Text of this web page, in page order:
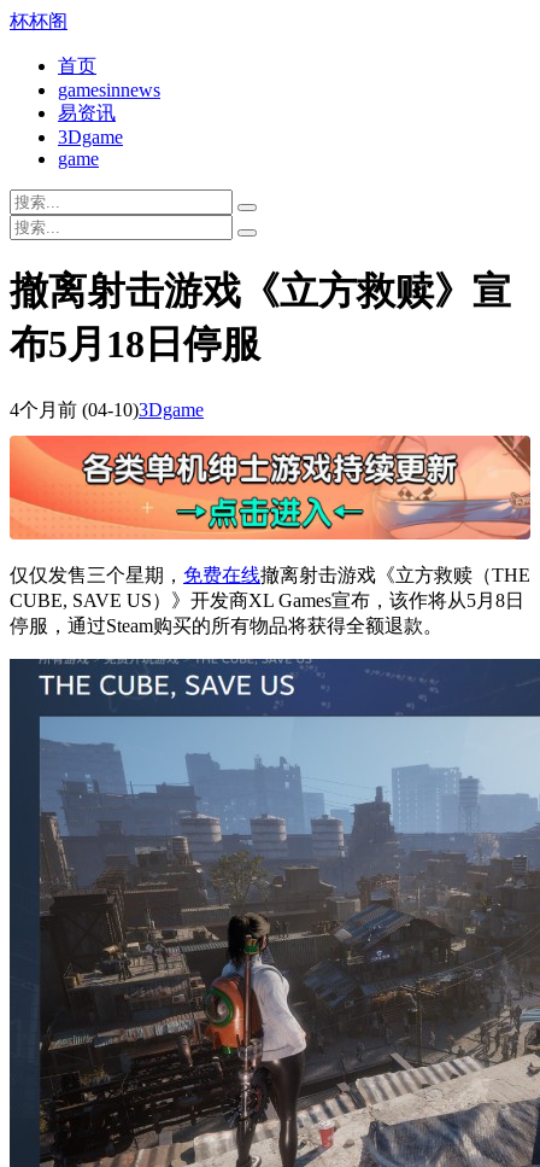
杯杯阁
首页
gamesinnews
易资讯
3Dgame
game
撤离射击游戏《立方救赎》宣
布5月18日停服
4个月前 (04-10)3Dgame
仅仅发售三个星期， 免费在线撤离射击游戏《立方救赎（THE
CUBE, SAVE US）》开发商XL Games宣布，该作将从5月8日
停服，通过Steam购买的所有物品将获得全额退款。